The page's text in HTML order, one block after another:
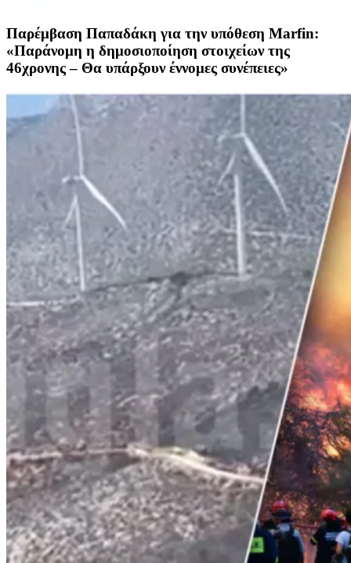
Παρέμβαση Παπαδάκη για την υπόθεση Marfin:
«Παράνομη η δημοσιοποίηση στοιχείων της
46χρονης – Θα υπάρξουν έννομες συνέπειες»